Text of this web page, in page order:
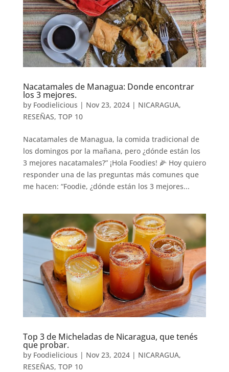
Nacatamales de Managua: Donde encontrar
los 3 mejores.
by Foodielicious | Nov 23, 2024| NICARAGUA,
RESEÑAS, TOP 10
Nacatamales de Managua, la comida tradicional de
los domingos por la mañana, pero ¿dónde están los
3 mejores nacatamales?” ¡Hola Foodies! 🌽 Hoy quiero
responder una de las preguntas más comunes que
me hacen: “Foodie, ¿dónde están los 3 mejores...
Top 3 de Micheladas de Nicaragua, que tenés
que probar.
by Foodielicious | Nov 23, 2024| NICARAGUA,
RESEÑAS, TOP 10